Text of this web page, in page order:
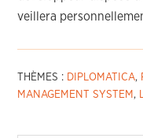
veillera
THÈMES : DIPLOMATICA,
MANAGEMENT SYSTEM ,